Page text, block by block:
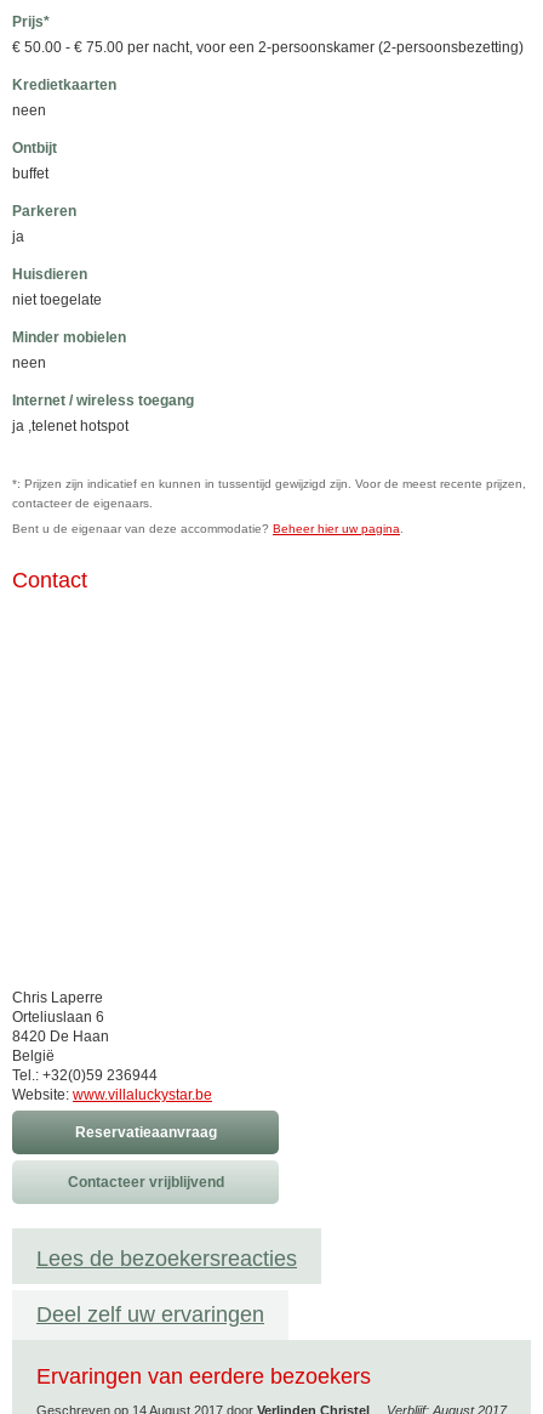
Prijs*
€ 50.00 - € 75.00 per nacht, voor een 2-persoonskamer (2-persoonsbezetting)
Kredietkaarten
neen
Ontbijt
buffet
Parkeren
ja
Huisdieren
niet toegelate
Minder mobielen
neen
Internet / wireless toegang
ja ,telenet hotspot
*: Prijzen zijn indicatief en kunnen in tussentijd gewijzigd zijn. Voor de meest recente prijzen,
contacteer de eigenaars.
Bent u de eigenaar van deze accommodatie? Beheer hier uw pagina
Contact
Chris Laperre
Orteliuslaan 6
8420 De Haan
België
Tel.: +32(0)59 236944
Website: www.villaluckystar.be
Reservatieaanvraag
Contacteer vrijblijvend
Lees de bezoekersreacties
Deel zelf uw ervaringen
Ervaringen van eerdere bezoekers
Verblijf: August 2017
Geschreven op 14 August 2017 door Verlinden Christel